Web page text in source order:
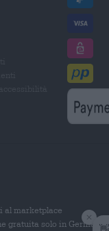
marketplace
gratuita solo in Germania.